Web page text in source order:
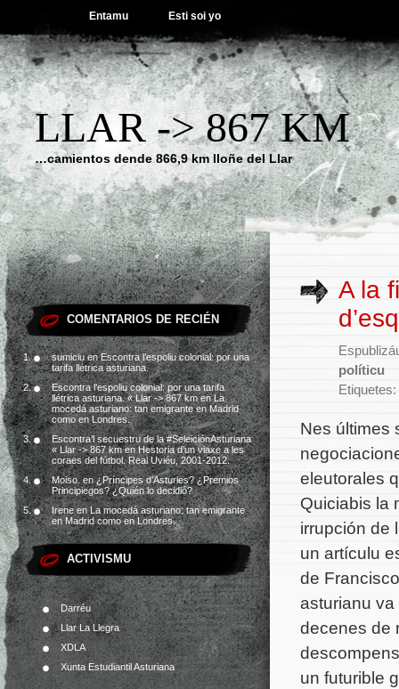
Entamu Esti soi yo
LLAR -> 867 KM
…camientos dende 866,9 km lloñe del Llar
COMENTARIOS DE RECIÉN
sumiciuenEscontra l’espoliu colonial: por una
tarifa llétrica asturiana.
Escontra l’espoliu colonial: por una tarifa
llétrica asturiana. « Llar -> 867 kmenLa
mocedá asturiano: tan emigrante en Madrid
como en Londres.
Escontra’l secuestru de la #SeleiciónAsturiana
« Llar -> 867 kmenHestoria d’un viaxe a les
coraes del fútbol. Real Uviéu, 2001-2012.
Moiso.en¿Príncipes d’Asturies? ¿Premios
Principiegos? ¿Quién lo decidió?
IreneenLa mocedá asturiano: tan emigrante
en Madrid como en Londres.
ACTIVISMU
Darréu
Llar La Llegra
XDLA
Xunta Estudiantil Asturiana
A la
políticu
Etiquetes:
Nes últimes
eleutorales
Quiciabis la
irrupción de
un artículu
de
asturianu
decenes de
un futurible